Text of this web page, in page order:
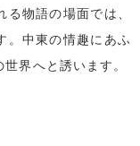
物語の場面では、
。中東の情趣にあふ
界へと誘います。